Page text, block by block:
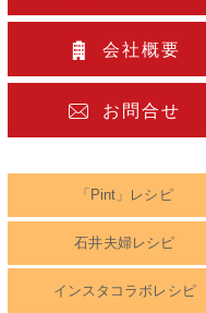
会社概要
お問合せ
「Pint」レシピ
石井夫婦レシピ
インスタコラボレシピ